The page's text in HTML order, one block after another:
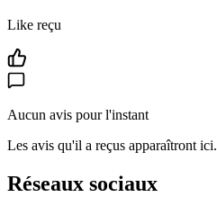
Like reçu
Aucun avis pour l'instant
Les avis qu'il a reçus apparaîtront ici.
Réseaux sociaux